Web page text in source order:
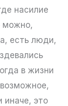
насилие
можно,
есть люди,
в жизни
иначе, это